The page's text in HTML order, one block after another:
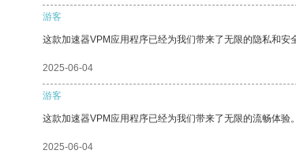
游客
这款加速器VPM应用程序已经为我们带来了无限的隐私和安
2025-06-04
游客
这款加速器VPM应用程序已经为我们带来了无限的流畅体验。
2025-06-04